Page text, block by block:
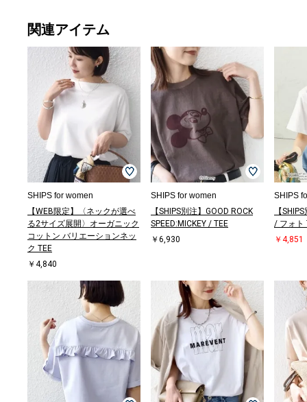
(40%OFF)
￥7,260
(60%OFF)
￥6,985
(50%OFF)
関連アイテム
SHIPS for women
【WEB限定】〈ネックが選べ
る2サイズ展開〉オーガニック
コットン バリエーションネッ
ク TEE
￥4,840
SHIPS for women
【SHIPS別注】GOOD ROCK
SPEED:MICKEY / TEE
￥6,930
SHIPS
【
/ フォト
￥4,851